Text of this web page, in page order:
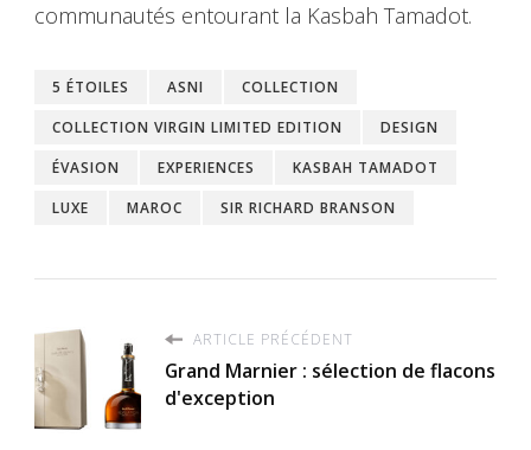
communautés entourant la Kasbah Tamadot.
5 ÉTOILES ASNI
COLLECTION
COLLECTION VIRGIN LIMITED EDITION
DESIGN
ÉVASION
EXPERIENCES
KASBAH TAMADOT
LUXE
MAROC SIR RICHARD BRANSON
ARTICLE PRÉCÉDENT
Grand Marnier : sélection de flacons
d'exception